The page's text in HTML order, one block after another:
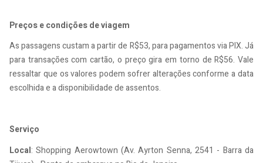
Preços e condições de viagem
As passagens custam a partir de R$53, para pagamentos via PIX. Já
para transações com cartão, o preço gira em torno de R$56. Vale
ressaltar que os valores podem sofrer alterações conforme a data
escolhida e a disponibilidade de assentos.
Serviço
Local: Shopping Aerowtown (Av. Ayrton Senna, 2541 - Barra da